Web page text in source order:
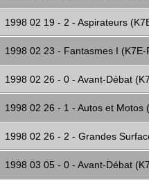
1998 02 19 - 2 - Aspirateurs
1998 02 23 - Fantasmes I (K7E-
1998 02 26 - 0 - Avant-Débat
1998 02 26 - 1 - Autos et Motos
1998 02 26 - 2 - Grandes
1998 03 05 - 0 - Avant-Débat